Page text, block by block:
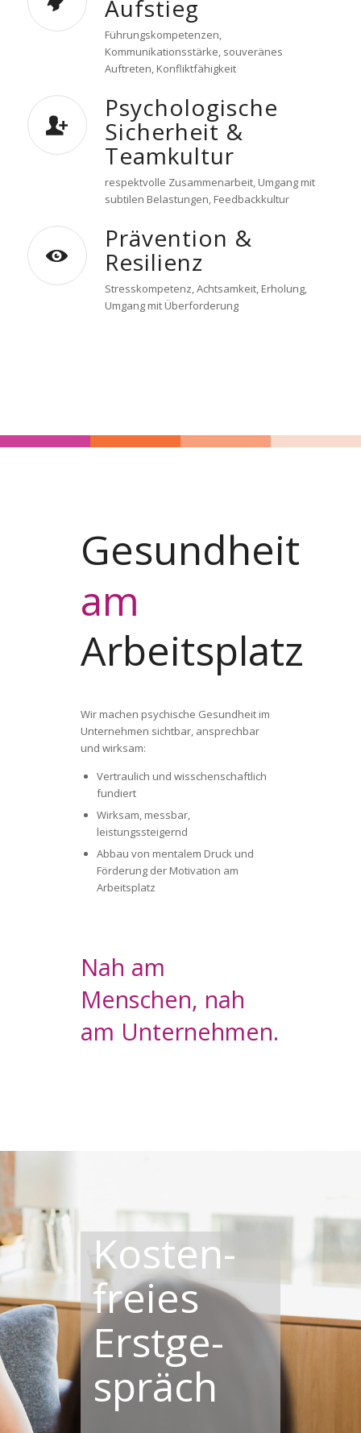
Aufstieg
Führungskompetenzen,
Kommunikationsstärke, souveränes
Auftreten, Konfliktfähigkeit
Psychologische
Sicherheit &
Teamkultur
respektvolle Zusammenarbeit, Umgang mit
subtilen Belastungen, Feedbackkultur
Prävention &
Resilienz
Stresskompetenz, Achtsamkeit, Erholung,
Umgang mit Überforderung
Gesundheit
am
Arbeitsplatz
Wir machen psychische Gesundheit im
Unternehmen sichtbar, ansprechbar
und wirksam:
Vertraulich und wisschenschaftlich
fundiert
Wirksam, messbar,
leistungssteigernd
Abbau von mentalem Druck und
Förderung der Motivation am
Arbeitsplatz
Nah am
Menschen, nah
am Unternehmen.
Kosten­
freies
Erst­ge­
spräch